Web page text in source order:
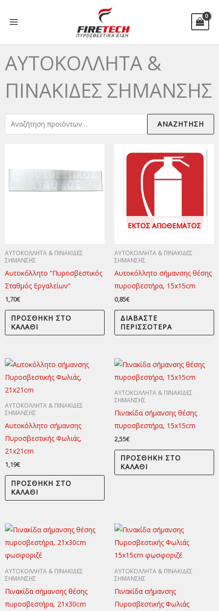
στο
ΑΥΤΟΚΟΛΛΗΤΑ &
ΠΙΝΑΚΙΔΕΣ ΣΗΜΑΝΣΗΣ
Αναζήτηση
για:
ΑΝΑΖΉΤΗΣΗ
ΑΥΤΟΚΟΛΛΗΤΑ & ΠΙΝΑΚΙΔΕΣ
ΣΗΜΑΝΣΗΣ
Αυτοκόλλητο “Πυροσβεστικός
Σταθμός Εργαλείων”
1,70€
ΠΡΟΣΘΉΚΗ ΣΤΟ
ΚΑΛΆΘΙ
ΕΚΤΌΣ ΑΠΟΘΈΜΑΤΟΣ
ΑΥΤΟΚΟΛΛΗΤΑ & ΠΙΝΑΚΙΔΕΣ
ΣΗΜΑΝΣΗΣ
Αυτοκόλλητο σήμανσης θέσης
πυροσβεστήρα, 15x15cm
0,85€
ΔΙΑΒΆΣΤΕ
ΠΕΡΙΣΣΌΤΕΡΑ
ΑΥΤΟΚΟΛΛΗΤΑ & ΠΙΝΑΚΙΔΕΣ
ΣΗΜΑΝΣΗΣ
Αυτοκόλλητο σήμανσης
Πυροσβεστικής Φωλιάς,
21x21cm
1,19€
ΠΡΟΣΘΉΚΗ ΣΤΟ
ΚΑΛΆΘΙ
ΑΥΤΟΚΟΛΛΗΤΑ & ΠΙΝΑΚΙΔΕΣ
ΣΗΜΑΝΣΗΣ
Πινακίδα σήμανσης θέσης
πυροσβεστήρα, 15x15cm
2,55€
ΠΡΟΣΘΉΚΗ ΣΤΟ
ΚΑΛΆΘΙ
ΑΥΤΟΚΟΛΛΗΤΑ & ΠΙΝΑΚΙΔΕΣ
ΣΗΜΑΝΣΗΣ
Πινακίδα σήμανσης θέσης
πυροσβεστήρα, 21x30cm
ΑΥΤΟΚΟΛΛΗΤΑ & ΠΙΝΑΚΙΔΕΣ
ΣΗΜΑΝΣΗΣ
Πινακίδα σήμανσης
Πυροσβεστικής Φωλιάς